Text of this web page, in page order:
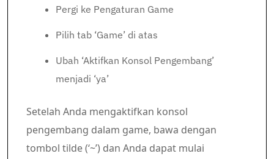
Pergi ke Pengaturan Game
Pilih tab ‘Game’ di atas
Ubah ‘Aktifkan Konsol Pengembang’
menjadi ‘ya’
Setelah Anda mengaktifkan konsol
pengembang dalam game, bawa dengan
tombol tilde (‘~’) dan Anda dapat mulai